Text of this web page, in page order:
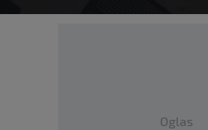
Oglas